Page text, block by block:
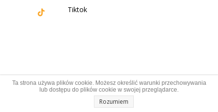
Tiktok
Ta strona używa plików cookie. Możesz określić warunki przechowywania
lub dostępu do plików cookie w swojej przeglądarce.
Rozumiem